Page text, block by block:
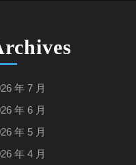
年 7 月
年 6 月
年 5 月
年 4 月